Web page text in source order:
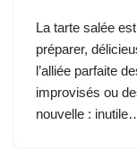
La tarte salée
préparer,
l’alliée parfaite
improvisés ou
nouvelle :